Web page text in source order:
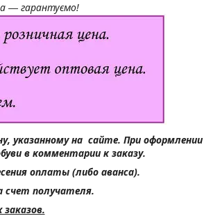
― гарантуємо!
указанному на сайте. При оформлении
в комментарии к заказу.
оплаты (либо аванса).
счет получателя.